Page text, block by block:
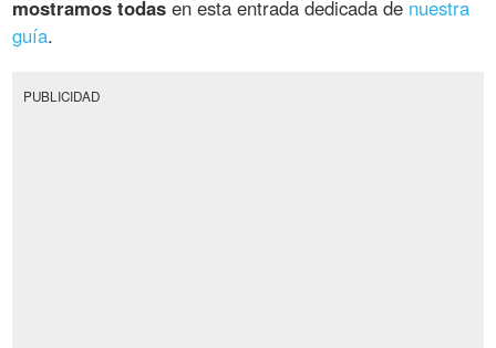
mostramos todas en esta entrada dedicada de nuestra
guía.
PUBLICIDAD